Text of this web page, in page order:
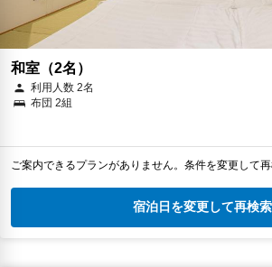
和室（2名）
利用人数 2名
布団 2組
ご案内できるプランがありません。条件を変更して再
宿泊日を変更して再検索